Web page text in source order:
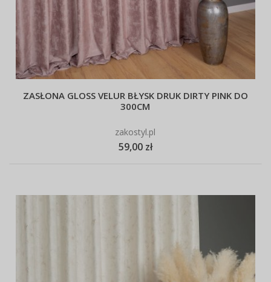
ZASŁONA GLOSS VELUR BŁYSK DRUK DIRTY PINK DO
300CM
zakostyl.pl
59,00 zł